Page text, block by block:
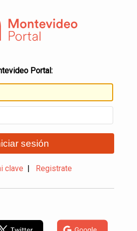
Portal:
sesión
clave Registrate